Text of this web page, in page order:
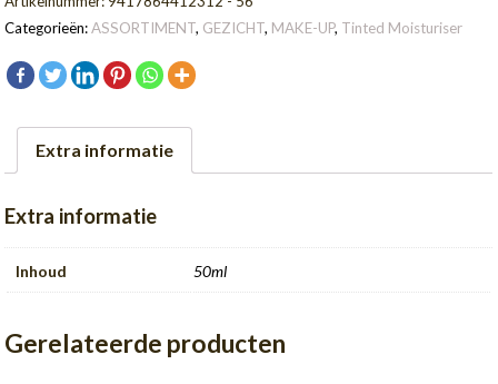
aantal
Categorieën:ASSORTIMENT, GEZICHT, MAKE-UP, Tinted Moisturiser
Extra informatie
Extra informatie
Inhoud 50ml
Gerelateerde producten